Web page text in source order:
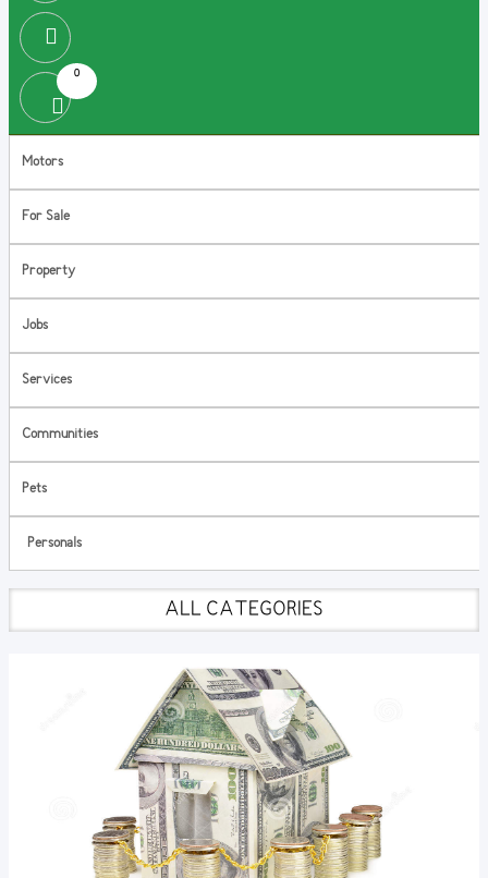
0
Motors
For Sale
Property
Jobs
Services
Communities
Pets
Personals
ALL CATEGORIES